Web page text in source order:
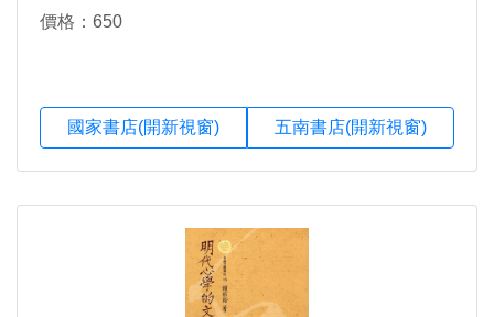
價格：650
國家書店(開新視窗) 五南書店(開新視窗)